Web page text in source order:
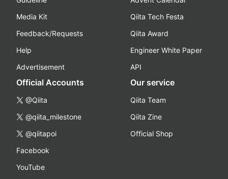
Media Kit
Feedback/Requests
Help
Advertisement
Qiita Tech Festa
Qiita Award
Engineer White Paper
API
Official Accounts
@Qiita
@qiita_milestone
@qiitapoi
Facebook
YouTube
Our service
Qiita Team
Qiita Zine
Official Shop